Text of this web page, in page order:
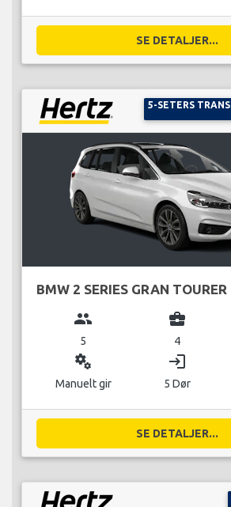
SE DETALJER...
5-SETERS
BMW 2 SERIES GRAN TOURER
group
5
business_center
4
miscellaneous_services
Manuelt gir
login
5 Dør
SE DETALJER...